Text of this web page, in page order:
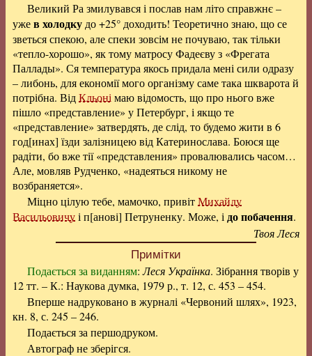
Великий Ра змилувався і послав нам літо справжнє –
ужев холодку до +25° доходить! Теоретично знаю, що се
зветься спекою, але спеки зовсім не почуваю, так тільки
«тепло-хорошо», як тому матросу Фадеєву з «Фрегата
Паллады». Ся температура якось придала мені сили одразу
– либонь, для економії мого організму саме така шкварота й
потрібна. ВідКльоні маю відомость, що про нього вже
пішло «представление» у Петербург, і якщо те
«представление» затвердять, де слід, то будемо жити в 6
год[инах] їзди залізницею від Катеринослава. Боюся ще
радіти, бо вже тії «представления» провалювались часом…
Але, мовляв Рудченко, «надеяться никому не
возбраняется».
Міцно цілую тебе, мамочко, привітМихайлу
Васильовичуі п[анові] Петруненку. Може, і до побачення.
Твоя Леся
Примітки
Подається за виданням:Леся Українка. Зібрання творів у
12 тт. – К.: Наукова думка, 1979 р., т. 12, с. 453 – 454.
Вперше надруковано в журналі «Червоний шлях», 1923,
кн. 8, с. 245 – 246.
Подається за першодруком.
Автограф не зберігся.